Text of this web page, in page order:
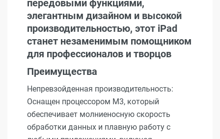
передовыми функциями,
элегантным дизайном и высокой
производительностью, этот iPad
станет незаменимым помощником
для профессионалов и творцов
Преимущества
Непревзойденная производительность:
Оснащен процессором M3, который
обеспечивает молниеносную скорость
обработки данных и плавную работу с